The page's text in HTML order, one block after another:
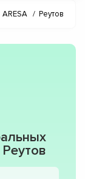
ARESA / Реутов